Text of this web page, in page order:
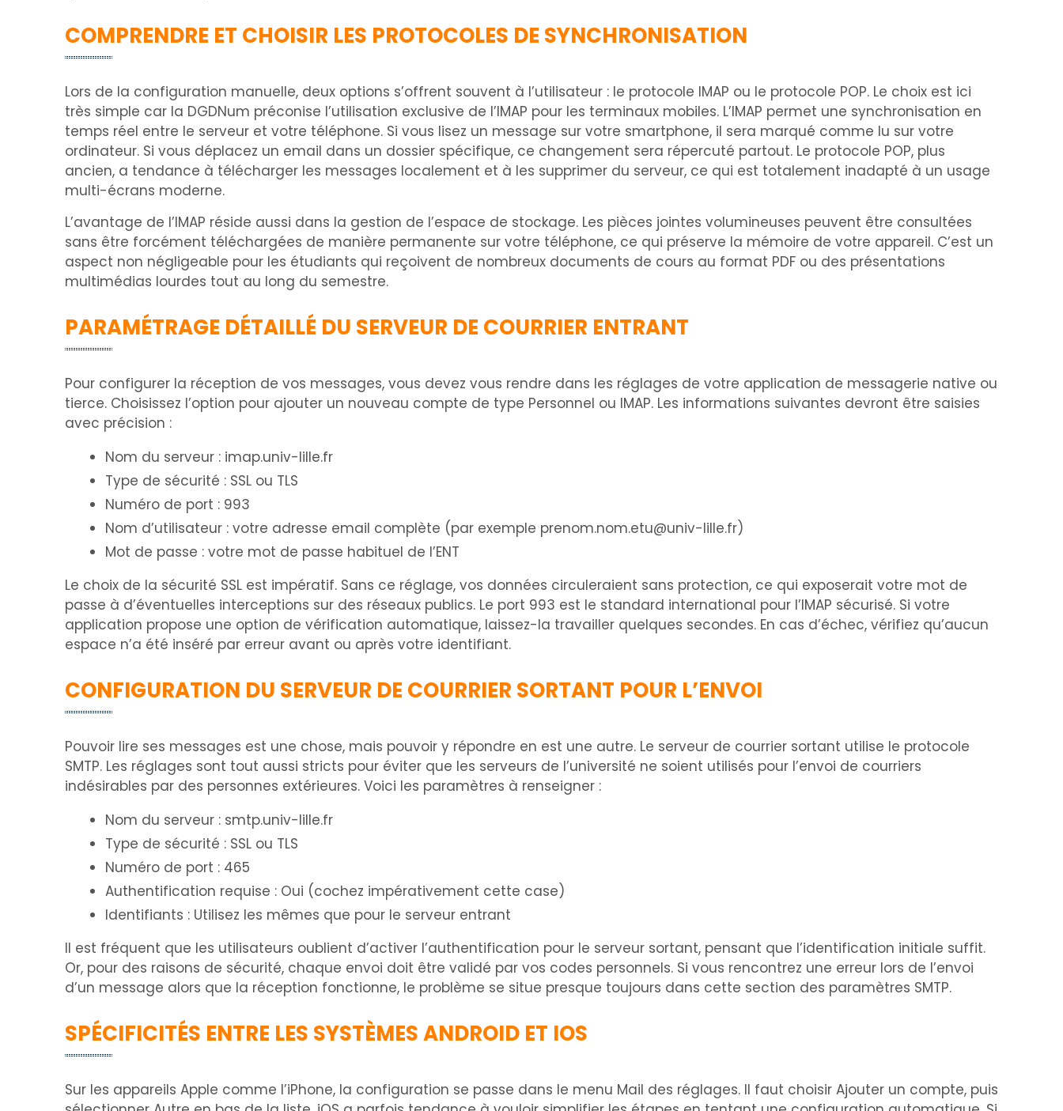
COMPRENDRE ET CHOISIR LES PROTOCOLES DE SYNCHRONISATION
Lors de la configuration manuelle, deux options s’offrent souvent à l’utilisateur : le protocole IMAP ou le protocole POP. Le choix est ici
très simple car la DGDNum préconise l’utilisation exclusive de l’IMAP pour les terminaux mobiles. L’IMAP permet une synchronisation en
temps réel entre le serveur et votre téléphone. Si vous lisez un message sur votre smartphone, il sera marqué comme lu sur votre
ordinateur. Si vous déplacez un email dans un dossier spécifique, ce changement sera répercuté partout. Le protocole POP, plus
ancien, a tendance à télécharger les messages localement et à les supprimer du serveur, ce qui est totalement inadapté à un usage
multi-écrans moderne.
L’avantage de l’IMAP réside aussi dans la gestion de l’espace de stockage. Les pièces jointes volumineuses peuvent être consultées
sans être forcément téléchargées de manière permanente sur votre téléphone, ce qui préserve la mémoire de votre appareil. C’est un
aspect non négligeable pour les étudiants qui reçoivent de nombreux documents de cours au format PDF ou des présentations
multimédias lourdes tout au long du semestre.
PARAMÉTRAGE DÉTAILLÉ DU SERVEUR DE COURRIER ENTRANT
Pour configurer la réception de vos messages, vous devez vous rendre dans les réglages de votre application de messagerie native ou
tierce. Choisissez l’option pour ajouter un nouveau compte de type Personnel ou IMAP. Les informations suivantes devront être saisies
avec précision :
Nom du serveur : imap.univ-lille.fr
Type de sécurité : SSL ou TLS
Numéro de port : 993
Nom d’utilisateur : votre adresse email complète (par exemple prenom.nom.etu@univ-lille.fr)
Mot de passe : votre mot de passe habituel de l’ENT
Le choix de la sécurité SSL est impératif. Sans ce réglage, vos données circuleraient sans protection, ce qui exposerait votre mot de
passe à d’éventuelles interceptions sur des réseaux publics. Le port 993 est le standard international pour l’IMAP sécurisé. Si votre
application propose une option de vérification automatique, laissez-la travailler quelques secondes. En cas d’échec, vérifiez qu’aucun
espace n’a été inséré par erreur avant ou après votre identifiant.
CONFIGURATION DU SERVEUR DE COURRIER SORTANT POUR L’ENVOI
Pouvoir lire ses messages est une chose, mais pouvoir y répondre en est une autre. Le serveur de courrier sortant utilise le protocole
SMTP. Les réglages sont tout aussi stricts pour éviter que les serveurs de l’université ne soient utilisés pour l’envoi de courriers
indésirables par des personnes extérieures. Voici les paramètres à renseigner :
Nom du serveur : smtp.univ-lille.fr
Type de sécurité : SSL ou TLS
Numéro de port : 465
Authentification requise : Oui (cochez impérativement cette case)
Identifiants : Utilisez les mêmes que pour le serveur entrant
Il est fréquent que les utilisateurs oublient d’activer l’authentification pour le serveur sortant, pensant que l’identification initiale suffit.
Or, pour des raisons de sécurité, chaque envoi doit être validé par vos codes personnels. Si vous rencontrez une erreur lors de l’envoi
d’un message alors que la réception fonctionne, le problème se situe presque toujours dans cette section des paramètres SMTP.
SPÉCIFICITÉS ENTRE LES SYSTÈMES ANDROID ET IOS
Sur les appareils Apple comme l’iPhone, la configuration se passe dans le menu Mail des réglages. Il faut choisir Ajouter un compte, puis